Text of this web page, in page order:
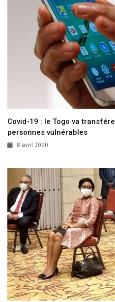
Covid-19 : le Togo va
personnes vulnérables
8 avril 2020